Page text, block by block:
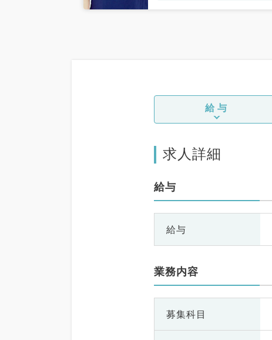
給与
求人詳細
給与
給与
業務内容
募集科目